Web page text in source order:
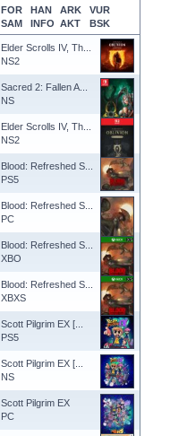
FOR HAN ARK
VUR
SAM INFO AKT BSK
Elder Scrolls IV, Th...
NS2
Sacred 2: Fallen A...
NS
Elder Scrolls IV, Th...
NS2
Blood: Refreshed S...
PS5
Blood: Refreshed S...
PC
Blood: Refreshed S...
XBO
Blood: Refreshed S...
XBXS
Scott Pilgrim EX [...
PS5
Scott Pilgrim EX [...
NS
Scott Pilgrim EX
PC